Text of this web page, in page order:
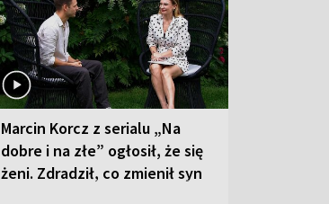
Marcin Korcz z serialu „Na
dobre i na złe” ogłosił, że się
żeni. Zdradził, co zmienił syn